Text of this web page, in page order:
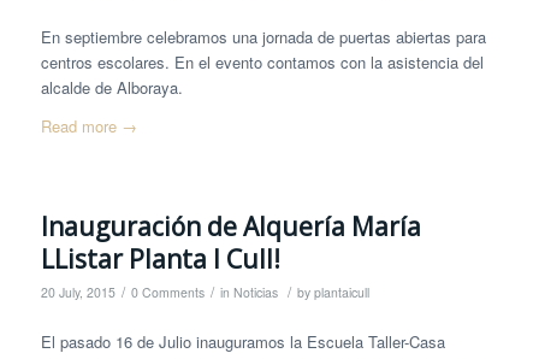
En septiembre celebramos una jornada de puertas abiertas para
centros escolares. En el evento contamos con la asistencia del
alcalde de Alboraya.
Read more→
Inauguración de Alquería María
LListar Planta I Cull!
20 July, 2015 / 0 Comments / in Noticias / by plantaicull
El pasado 16 de Julio inauguramos la Escuela Taller-Casa